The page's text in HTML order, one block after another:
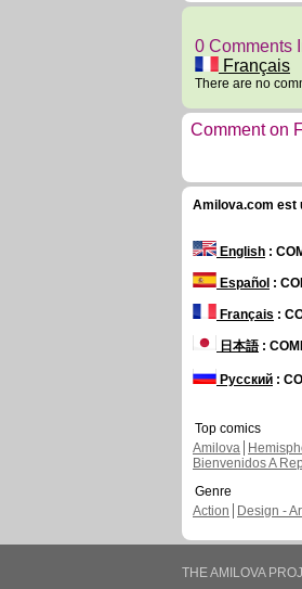
0 Comments
Français
There are no
Comment on
Amilova.com est
English :
Español :
Français :
日本語:
Русский :
Top comics
Amilova
Bienvenidos A
Genre
Action
Design -
THE AMILOVA